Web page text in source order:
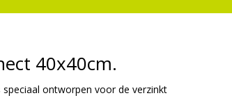
40x40cm.
speciaal ontworpen voor de verzinkt